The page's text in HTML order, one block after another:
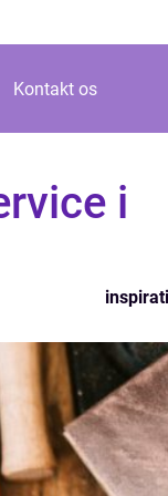
Kontakt os
i